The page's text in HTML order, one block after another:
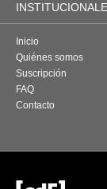
Inicio
Quiénes somos
Suscripción
FAQ
Contacto